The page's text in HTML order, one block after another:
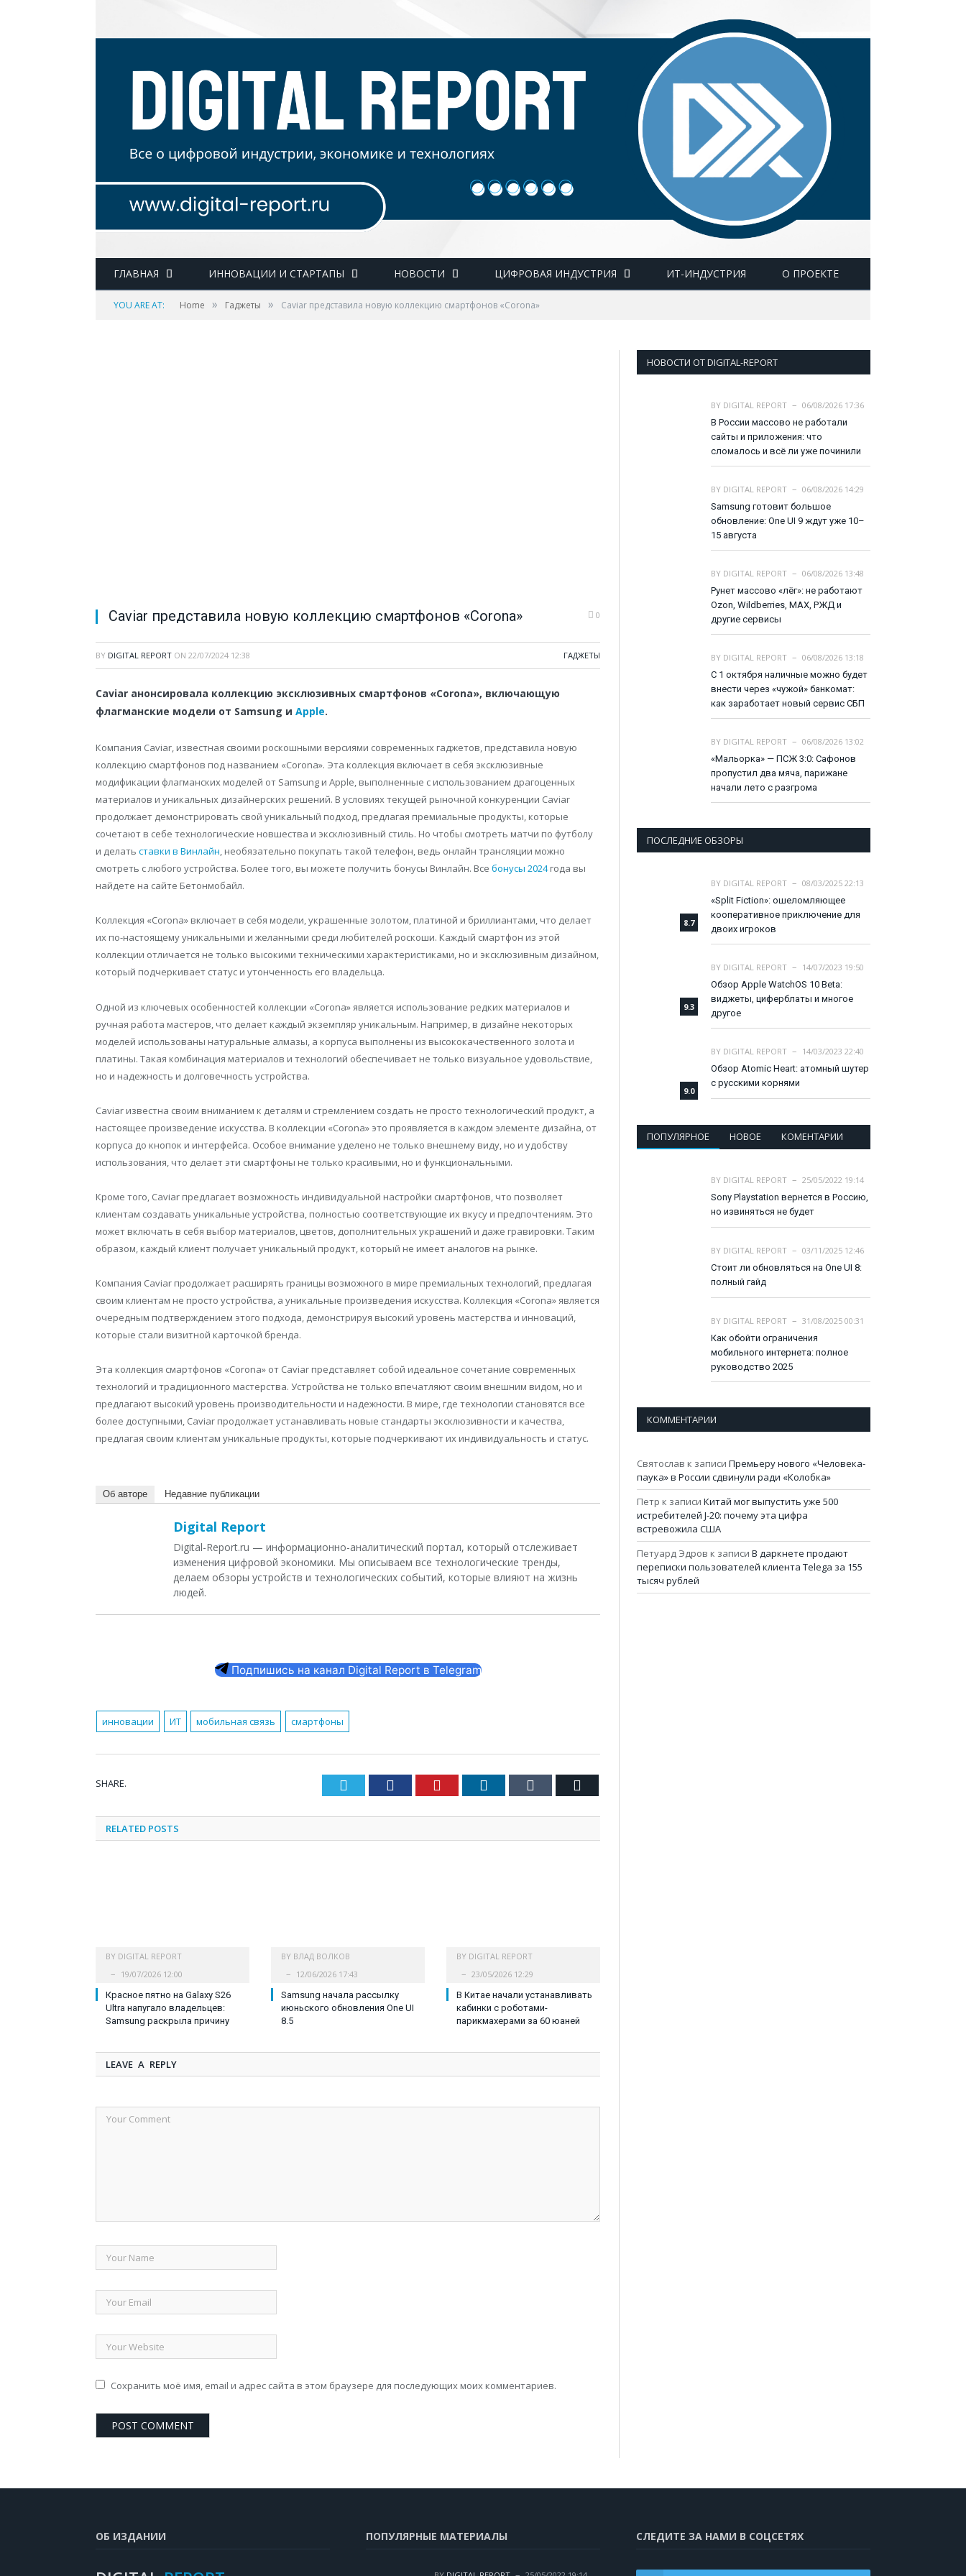
ГЛАВНАЯ ИННОВАЦИИ И СТАРТАПЫ НОВОСТИ ЦИФРОВАЯ ИНДУСТРИЯ ИТ-ИНДУСТРИЯ О ПРОЕКТЕ
YOU ARE AT: Home » Гаджеты » Caviar представила новую коллекцию смартфонов «Corona»
Caviar представила новую коллекцию смартфонов «Corona» 0
BY DIGITAL REPORT ON 22/07/2024 12:38 ГАДЖЕТЫ
Caviar анонсировала коллекцию эксклюзивных смартфонов «Corona», включающую
флагманские модели от Samsung и Apple.
Компания Caviar, известная своими роскошными версиями современных гаджетов, представила новую
коллекцию смартфонов под названием «Corona». Эта коллекция включает в себя эксклюзивные
модификации флагманских моделей от Samsung и Apple, выполненные с использованием драгоценных
материалов и уникальных дизайнерских решений. В условиях текущей рыночной конкуренции Caviar
продолжает демонстрировать свой уникальный подход, предлагая премиальные продукты, которые
сочетают в себе технологические новшества и эксклюзивный стиль. Но чтобы смотреть матчи по футболу
и делать ставки в Винлайн, необязательно покупать такой телефон, ведь онлайн трансляции можно
смотреть с любого устройства. Более того, вы можете получить бонусы Винлайн. Все бонусы 2024года вы
найдете на сайте Бетонмобайл.
Коллекция «Corona» включает в себя модели, украшенные золотом, платиной и бриллиантами, что делает
их по-настоящему уникальными и желанными среди любителей роскоши. Каждый смартфон из этой
коллекции отличается не только высокими техническими характеристиками, но и эксклюзивным дизайном,
который подчеркивает статус и утонченность его владельца.
Одной из ключевых особенностей коллекции «Corona» является использование редких материалов и
ручная работа мастеров, что делает каждый экземпляр уникальным. Например, в дизайне некоторых
моделей использованы натуральные алмазы, а корпуса выполнены из высококачественного золота и
платины. Такая комбинация материалов и технологий обеспечивает не только визуальное удовольствие,
но и надежность и долговечность устройства.
Caviar известна своим вниманием к деталям и стремлением создать не просто технологический продукт, а
настоящее произведение искусства. В коллекции «Corona» это проявляется в каждом элементе дизайна, от
корпуса до кнопок и интерфейса. Особое внимание уделено не только внешнему виду, но и удобству
использования, что делает эти смартфоны не только красивыми, но и функциональными.
Кроме того, Caviar предлагает возможность индивидуальной настройки смартфонов, что позволяет
клиентам создавать уникальные устройства, полностью соответствующие их вкусу и предпочтениям. Это
может включать в себя выбор материалов, цветов, дополнительных украшений и даже гравировки. Таким
образом, каждый клиент получает уникальный продукт, который не имеет аналогов на рынке.
Компания Caviar продолжает расширять границы возможного в мире премиальных технологий, предлагая
своим клиентам не просто устройства, а уникальные произведения искусства. Коллекция «Corona» является
очередным подтверждением этого подхода, демонстрируя высокий уровень мастерства и инноваций,
которые стали визитной карточкой бренда.
Эта коллекция смартфонов «Corona» от Caviar представляет собой идеальное сочетание современных
технологий и традиционного мастерства. Устройства не только впечатляют своим внешним видом, но и
предлагают высокий уровень производительности и надежности. В мире, где технологии становятся все
более доступными, Caviar продолжает устанавливать новые стандарты эксклюзивности и качества,
предлагая своим клиентам уникальные продукты, которые подчеркивают их индивидуальность и статус.
Об авторе Недавние публикации
Digital Report
Digital-Report.ru — информационно-аналитический портал, который отслеживает
изменения цифровой экономики. Мы описываем все технологические тренды,
делаем обзоры устройств и технологических событий, которые влияют на жизнь
людей.
Подпишись на канал Digital Report в Telegram
инновации ИТ мобильная связь смартфоны
SHARE. Twitter Facebook Pinterest LinkedIn Tumblr
RELATED POSTS
BY DIGITAL REPORT
19/07/2026 12:00
Красное пятно на Galaxy S26
Ultra напугало владельцев:
Samsung раскрыла причину
BY ВЛАД ВОЛКОВ
12/06/2026 17:43
Samsung начала рассылку
июньского обновления One UI
8.5
BY DIGITAL REPORT
23/05/2026 12:29
В Китае начали устанавливать
кабинки с роботами-
парикмахерами за 60 юаней
LEAVE A REPLY
Сохранить моё имя, email и адрес сайта в этом браузере для последующих моих комментариев.
НОВОСТИ ОТ DIGITAL-REPORT
BY DIGITAL REPORT
06/08/2026 17:36
В России массово не работали
сайты и приложения: что
сломалось и всё ли уже починили
BY DIGITAL REPORT
06/08/2026 14:29
Samsung готовит большое
обновление: One UI 9 ждут уже 10–
15 августа
BY DIGITAL REPORT
06/08/2026 13:48
Рунет массово «лёг»: не работают
Ozon, Wildberries, MAX, РЖД и
другие сервисы
BY DIGITAL REPORT
06/08/2026 13:18
С 1 октября наличные можно будет
внести через «чужой» банкомат:
как заработает новый сервис СБП
BY DIGITAL REPORT
06/08/2026 13:02
«Мальорка» — ПСЖ 3:0: Сафонов
пропустил два мяча, парижане
начали лето с разгрома
ПОСЛЕДНИЕ ОБЗОРЫ
8.7
BY DIGITAL REPORT
08/03/2025 22:13
«Split Fiction»: ошеломляющее
кооперативное приключение для
двоих игроков
9.3
BY DIGITAL REPORT
14/07/2023 19:50
Обзор Apple WatchOS 10 Beta:
виджеты, циферблаты и многое
другое
9.0
BY DIGITAL REPORT
14/03/2023 22:40
Обзор Atomic Heart: атомный шутер
с русскими корнями
ПОПУЛЯРНОЕ НОВОЕ КОМЕНТАРИИ
BY DIGITAL REPORT
25/05/2022 19:14
Sony Playstation вернется в Россию,
но извиняться не будет
BY DIGITAL REPORT
03/11/2025 12:46
Стоит ли обновляться на One UI 8:
полный гайд
BY DIGITAL REPORT
31/08/2025 00:31
Как обойти ограничения
мобильного интернета: полное
руководство 2025
КОММЕНТАРИИ
Святослав к записи Премьеру нового «Человека-
паука» в России сдвинули ради «Колобка»
Петр к записи Китай мог выпустить уже 500
истребителей J-20: почему эта цифра
встревожила США
Петуард Эдров к записи В даркнете продают
переписки пользователей клиента Telega за 155
тысяч рублей
ОБ ИЗДАНИИ ПОПУЛЯРНЫЕ МАТЕРИАЛЫ СЛЕДИТЕ ЗА НАМИ В СОЦСЕТЯХ